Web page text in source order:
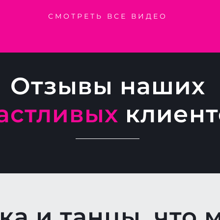
СМОТРЕТЬ ВСЕ ВИДЕО
Отзывы наших